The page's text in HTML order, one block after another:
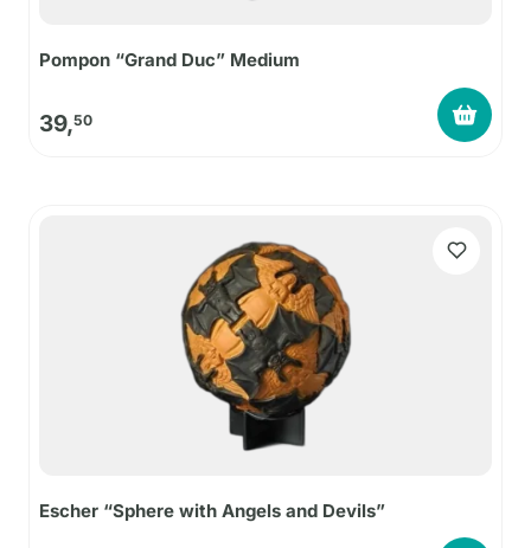
Pompon “Grand Duc” Medium
39,50
Escher “Sphere with Angels and Devils”